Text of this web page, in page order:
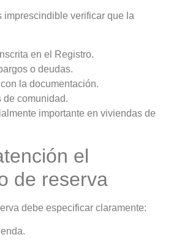
imprescindible verificar que la
en el Registro.
o deudas.
la documentación.
de comunidad.
importante en viviendas de
el
de reserva
debe especificar claramente: